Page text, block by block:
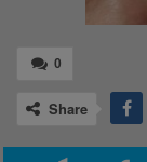
0
Share